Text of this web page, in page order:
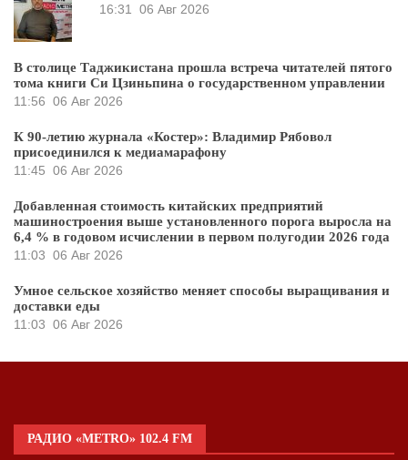
16:31 06 Авг 2026
В столице Таджикистана прошла встреча читателей пятого
тома книги Си Цзиньпина о государственном управлении
11:56 06 Авг 2026
К 90-летию журнала «Костер»: Владимир Рябовол
присоединился к медиамарафону
11:45 06 Авг 2026
Добавленная стоимость китайских предприятий
машиностроения выше установленного порога выросла на
6,4 % в годовом исчислении в первом полугодии 2026 года
11:03 06 Авг 2026
Умное сельское хозяйство меняет способы выращивания и
доставки еды
11:03 06 Авг 2026
РАДИО «METRO» 102.4 FM